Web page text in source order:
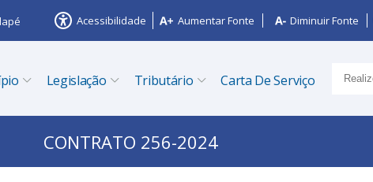
Acessibilidade Aumentar Fonte Diminuir Fonte
Legislação Tributário Carta De Serviço
CONTRATO 256-2024